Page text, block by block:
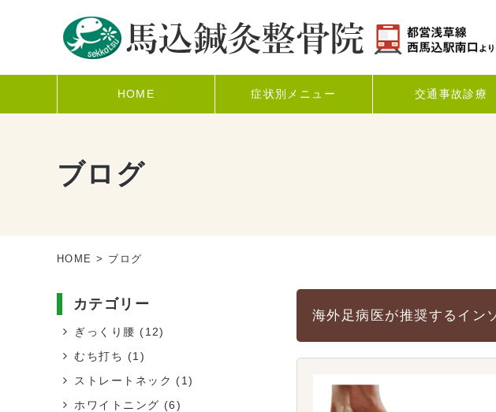
HOME 症状別メニュー 交通事故診療
ブログ
HOME > ブログ
海外足病医が推奨するイン
カテゴリー
ぎっくり腰 (12)
むち打ち (1)
ストレートネック (1)
ホワイトニング (6)